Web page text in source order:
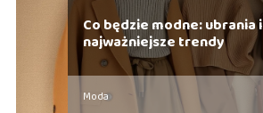
Co będzie modne: ubrania i
najważniejsze trendy
Moda